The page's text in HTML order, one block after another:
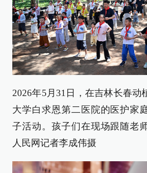
2026年5月31日，在吉林长春动
大学白求恩第二医院的医护家
子活动。孩子们在现场跟随老
人民网记者李成伟摄